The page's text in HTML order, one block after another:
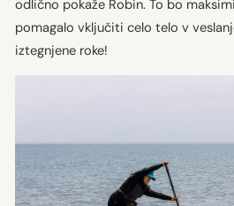
odlično pokaže Robin. To bo
pomagalo vključiti celo telo v
iztegnjene roke!